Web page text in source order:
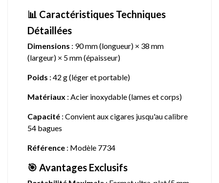
📊 Caractéristiques Techniques
Détaillées
Dimensions : 90 mm (longueur) × 38 mm
(largeur) × 5 mm (épaisseur)
Poids : 42 g (léger et portable)
Matériaux : Acier inoxydable (lames et corps)
Capacité : Convient aux cigares jusqu'au calibre
54 bagues
Référence : Modèle 7734
🎯 Avantages Exclusifs